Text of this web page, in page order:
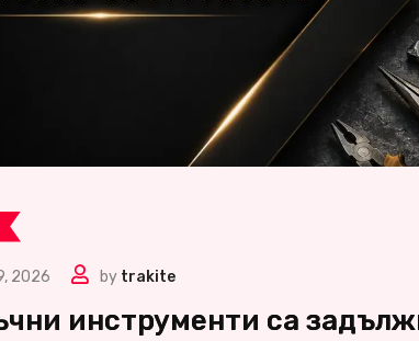
2026 by trakite
инструменти са